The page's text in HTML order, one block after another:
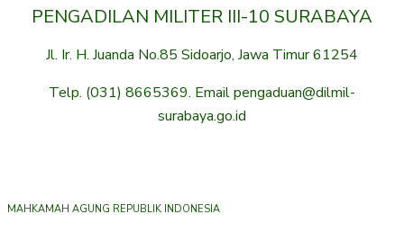
PENGADILAN MILITER III-10 SURABAYA
Jl. Ir. H. Juanda No.85 Sidoarjo, Jawa Timur 61254
Telp. (031) 8665369. Email pengaduan@dilmil-
surabaya.go.id
MAHKAMAH AGUNG REPUBLIK INDONESIA